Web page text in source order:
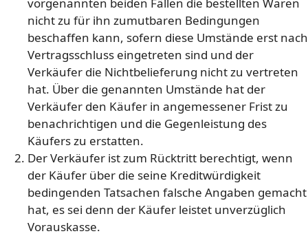
nicht zu für ihn zumutbaren Bedingungen
beschaffen kann, sofern diese Umstände erst nach
Vertragsschluss eingetreten sind und der
Verkäufer die Nichtbelieferung nicht zu vertreten
hat. Über die genannten Umstände hat der
Verkäufer den Käufer in angemessener Frist zu
benachrichtigen und die Gegenleistung des
Käufers zu erstatten.
Der Verkäufer ist zum Rücktritt berechtigt, wenn
der Käufer über die seine Kreditwürdigkeit
bedingenden Tatsachen falsche Angaben gemacht
hat, es sei denn der Käufer leistet unverzüglich
Vorauskasse.